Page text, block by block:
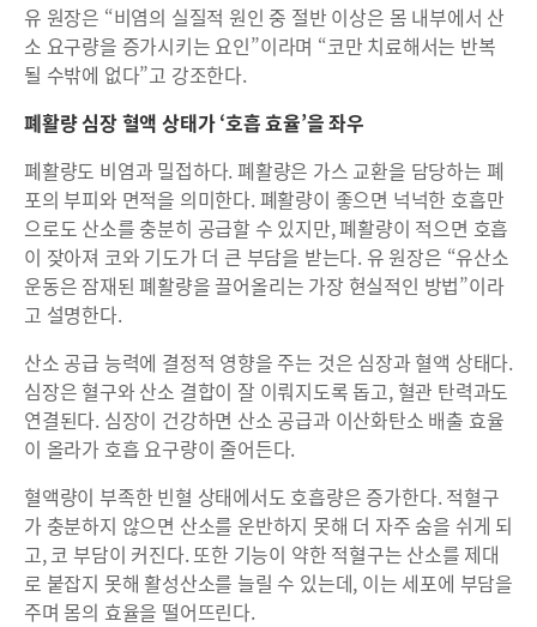
유 원장은 “비염의 실질적 원인 중 절반 이상은 몸 내부에서 산
소 요구량을 증가시키는 요인”이라며 “코만 치료해서는 반복
될 수밖에 없다”고 강조한다.
폐활량 심장 혈액 상태가 ‘호흡 효율’을 좌우
폐활량도 비염과 밀접하다. 폐활량은 가스 교환을 담당하는 폐
포의 부피와 면적을 의미한다. 폐활량이 좋으면 넉넉한 호흡만
으로도 산소를 충분히 공급할 수 있지만, 폐활량이 적으면 호흡
이 잦아져 코와 기도가 더 큰 부담을 받는다. 유 원장은 “유산소
운동은 잠재된 폐활량을 끌어올리는 가장 현실적인 방법”이라
고 설명한다.
산소 공급 능력에 결정적 영향을 주는 것은 심장과 혈액 상태다.
심장은 혈구와 산소 결합이 잘 이뤄지도록 돕고, 혈관 탄력과도
연결된다. 심장이 건강하면 산소 공급과 이산화탄소 배출 효율
이 올라가 호흡 요구량이 줄어든다.
혈액량이 부족한 빈혈 상태에서도 호흡량은 증가한다. 적혈구
가 충분하지 않으면 산소를 운반하지 못해 더 자주 숨을 쉬게 되
고, 코 부담이 커진다. 또한 기능이 약한 적혈구는 산소를 제대
로 붙잡지 못해 활성산소를 늘릴 수 있는데, 이는 세포에 부담을
주며 몸의 효율을 떨어뜨린다.